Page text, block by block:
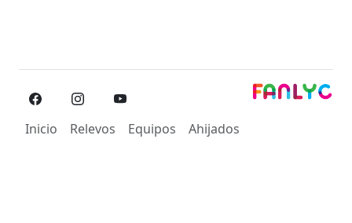
Inicio Relevos Equipos Ahijados